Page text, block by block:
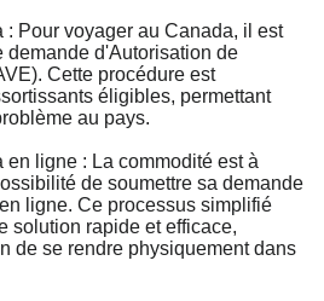
: Pour voyager au Canada, il est
demande d'Autorisation de
Cette procédure est
éligibles, permettant
au pays.
en ligne : La commodité est à
de soumettre sa demande
ligne. Ce processus simplifié
solution rapide et efficace,
de se rendre physiquement dans